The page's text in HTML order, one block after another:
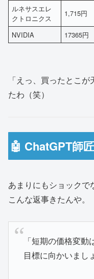
ルネサスエレ
クトロニクス
1,715円
NVIDIA 17365円
「えっ、買ったとこ
たわ（笑）
🤖 ChatGPT師
あまりにもショックで
こんな返事きたんや。
「短期の価格変
目標に向かいまし